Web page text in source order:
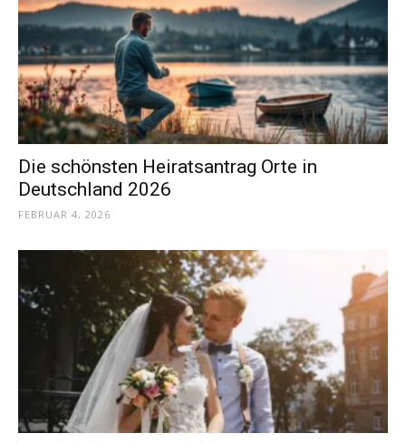
Die schönsten Heiratsantrag Orte in
Deutschland 2026
FEBRUAR 4, 2026